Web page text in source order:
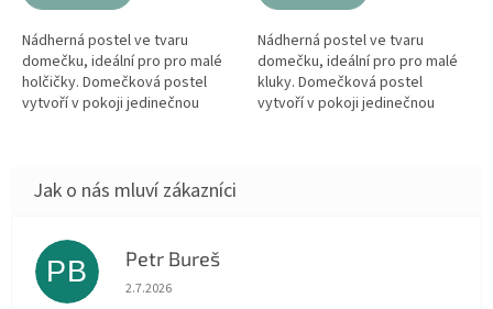
Nádherná postel ve tvaru
domečku, ideální pro pro malé
holčičky. Domečková postel
vytvoří v pokoji jedinečnou
Nádherná postel ve tvaru
domečku, ideální pro pro malé
kluky. Domečková postel
vytvoří v pokoji jedinečnou
PB Petr Bureš
Hodnocení obchodu je 1 z 5 hvězdiček.
2.7.2026